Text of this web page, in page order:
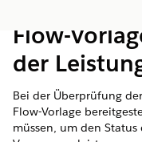
Flow-
der
Bei der Überprüfung
Flow-Vorlage
müssen, um den